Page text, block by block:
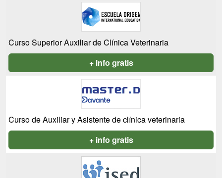
Curso Superior Auxiliar de Clínica Veterinaria
+ info gratis
Curso de Auxiliar y Asistente de clínica veterinaria
+ info gratis